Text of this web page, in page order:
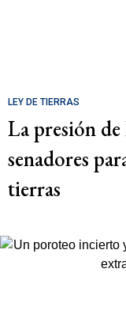
LEY DE TIERRAS
La presión
senadores
tierras